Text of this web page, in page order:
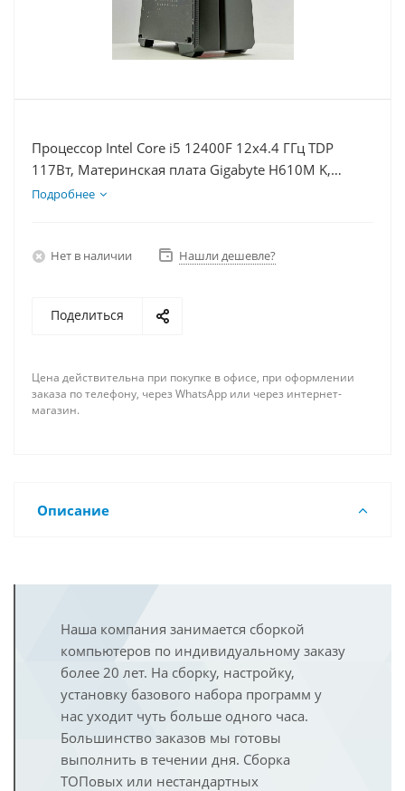
Процессор Intel Core i5 12400F 12x4.4 ГГц TDP
117Вт, Материнская плата Gigabyte H610M K,
Видеокарта RX 7900XT 20Гб, Память DDR4 64Gb,
Подробнее
Нет в наличии Нашли дешевле?
Поделиться
Цена действительна при покупке в офисе, при оформлении
заказа по телефону, через WhatsApp или через интернет-
магазин.
Описание
Наша компания занимается сборкой
компьютеров по индивидуальному заказу
более 20 лет. На сборку, настройку,
установку базового набора программ у
нас уходит чуть больше одного часа.
Большинство заказов мы готовы
выполнить в течении дня. Сборка
ТОПовых или нестандартных